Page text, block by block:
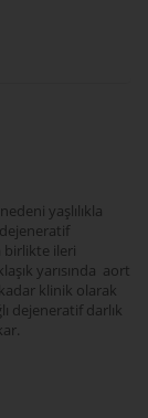
yaşlılıkla
birlikte ileri
yarısında aort
klinik olarak
dejeneratif darlık